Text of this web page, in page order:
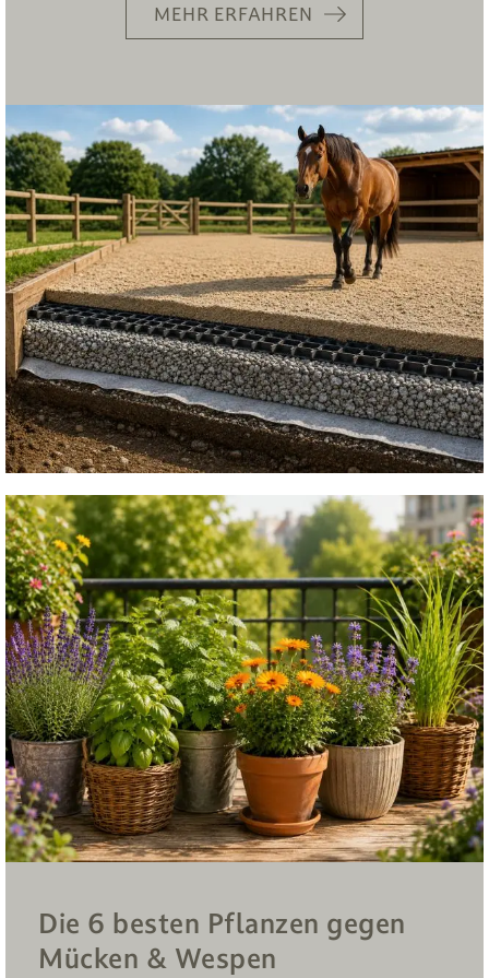
MEHR ERFAHREN
Die 6 besten Pflanzen gegen
Mücken & Wespen